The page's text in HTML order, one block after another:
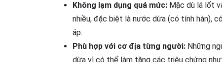
Không lạm dụng quá mức: Mặc dù lá lốt
nhiều, đặc biệt là nước dừa (có tính hàn),
áp.
Phù hợp với cơ địa từng người: Những
dừa vì có thể làm tăng các triệu chứng